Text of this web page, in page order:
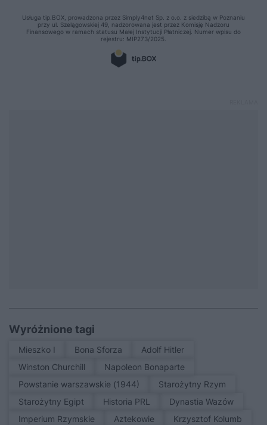
Wyróżnione tagi
Mieszko I Bona Sforza
Adolf Hitler
Winston Churchill
Napoleon Bonaparte
Powstanie warszawskie (1944)
Starożytny Rzym
Starożytny Egipt
Historia PRL
Dynastia Wazów
Imperium Rzymskie
Aztekowie
Krzysztof Kolumb